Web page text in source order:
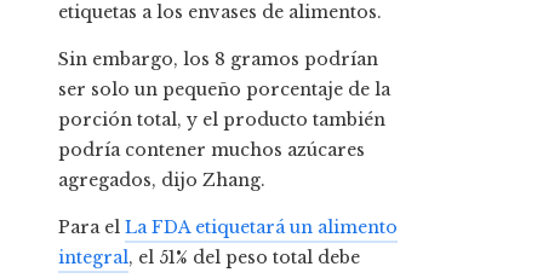
etiquetas a los envases de alimentos.
Sin embargo, los 8 gramos podrían
ser solo un pequeño porcentaje de la
porción total, y el producto también
podría contener muchos azúcares
agregados, dijo Zhang.
Para el La FDA etiquetará un alimento
integral, el 51% del peso total debe